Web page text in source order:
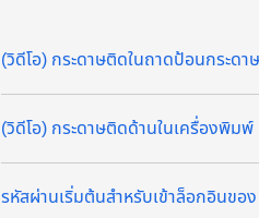
(วิดีโอ) กระดาษติดในถาดป้อนกระดาษ
(วิดีโอ) กระดาษติดด้านในเครื่องพิมพ์
รหัสผ่านเริ่มต้นสำหรับเข้าล็อกอินขอ